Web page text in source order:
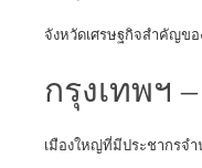
จังหวัดเศรษฐกิจสำคัญข
กรุงเทพฯ
เมืองใหญ่ที่มีประชากรจ